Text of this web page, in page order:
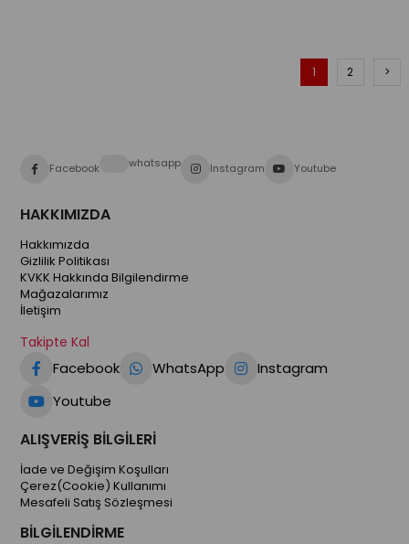
1 2 >
Facebook whatsapp Instagram Youtube
HAKKIMIZDA
Hakkımızda
Gizlilik Politikası
KVKK Hakkında Bilgilendirme
Mağazalarımız
İletişim
Takipte Kal
Facebook WhatsApp
Instagram
Youtube
ALIŞVERİŞ BİLGİLERİ
İade ve Değişim Koşulları
Çerez(Cookie) Kullanımı
Mesafeli Satış Sözleşmesi
BİLGİLENDİRME